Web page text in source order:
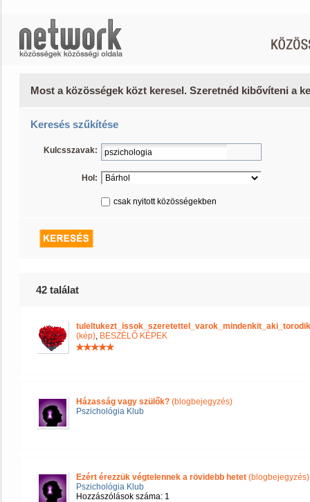
Most a közösségek közt keresel. Szeretnéd kibővíteni a
Keresés szűkítése
Kulcsszavak:
Hol:
csak nyitott közösségekben
42 találat
(kép), BESZÉLŐ KÉPEK
Házasság vagy szülők? (blogbejegyzés)
Pszichológia Klub
Ezért érezzük végtelennek a rövidebb hetet (blogbejegyzés)
Pszichológia Klub
Hozzászólások száma: 1